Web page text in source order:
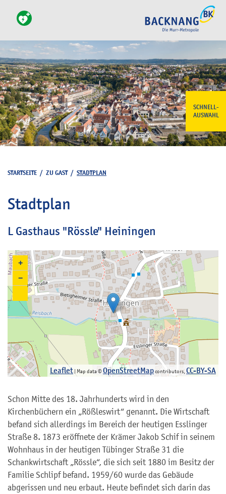
SCHNELL-
AUSWAHL
STARTSEITE / ZU GAST/ STADTPLAN
Stadtplan
L Gasthaus "Rössle" Heiningen
+
−
Leaflet | Map data ©OpenStreetMapcontributors, CC-BY-SA
Schon Mitte des 18. Jahrhunderts wird in den
Kirchenbüchern ein „Rößleswirt“ genannt. Die Wirtschaft
befand sich allerdings im Bereich der heutigen Esslinger
Straße 8. 1873 eröffnete der Krämer Jakob Schif in seinem
Wohnhaus in der heutigen Tübinger Straße 31 die
Schankwirtschaft „Rössle“, die sich seit 1880 im Besitz der
Familie Schlipf befand. 1959/60 wurde das Gebäude
abgerissen und neu erbaut. Heute befindet sich darin das